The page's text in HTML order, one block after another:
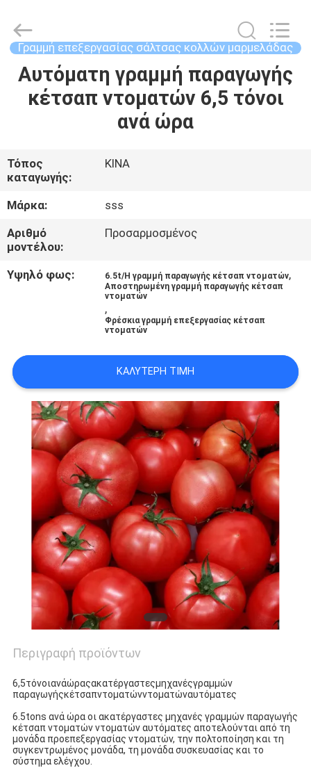
ΣΠΊΤΙ
ΒΊΝΤΕΟ
ΣΧΕΤΙΚΆ
ΜΕ
ΕΜΆΣ
ΕΡΓΟΣΤΑΣΊΟΥ
ΈΛΕΓΧΟΣ
ΠΟΙΌΤΗΤΑΣ
ΕΠΙΚΟΙΝΩΝΉΣΤΕ
ΜΑΖΊ
ΜΑΣ
ΖΗΤΉΣΤΕ
ΜΙΑ
ΠΡΟΣΦΟΡΆ
SITEMAP
PRIVACY
POLICY
Technology
Ltd.
Reserved.
Γραμμή επεξεργασίας σάλτσας κολλών μαρμελάδας
Αυτόματη γραμμή παραγωγής
κέτσαπ ντοματών 6,5 τόνοι
ανά ώρα
Τόπος
καταγωγής:
ΚΙΝΑ
Μάρκα:
sss
Αριθμό
μοντέλου:
Προσαρμοσμένος
Υψηλό φως: 6.5t/H γραμμή παραγωγής κέτσαπ ντοματών,
Αποστηρωμένη γραμμή παραγωγής κέτσαπ
ντοματών
,
Φρέσκια γραμμή επεξεργασίας κέτσαπ
ντοματών
ΚΑΛΎΤΕΡΗ ΤΙΜΉ
Περιγραφή προϊόντων
6,5τόνοιανάώραςακατέργαστεςμηχανέςγραμμών
παραγωγήςκέτσαπντοματώνντοματώναυτόματες
6.5tons ανά ώρα οι ακατέργαστες μηχανές γραμμών παραγωγής
κέτσαπ ντοματών ντοματών αυτόματες αποτελούνται από τη
μονάδα προεπεξεργασίας ντοματών, την πολτοποίηση και τη
συγκεντρωμένος μονάδα, τη μονάδα συσκευασίας και το
σύστημα ελέγχου.